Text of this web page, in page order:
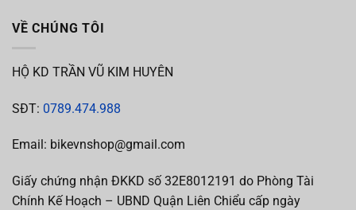
VỀ CHÚNG TÔI
HỘ KD TRẦN VŨ KIM HUYÊN
SĐT: 0789.474.988
Email: bikevnshop@gmail.com
Giấy chứng nhận ĐKKD số 32E8012191 do Phòng Tài
Chính Kế Hoạch – UBND Quận Liên Chiểu cấp ngày